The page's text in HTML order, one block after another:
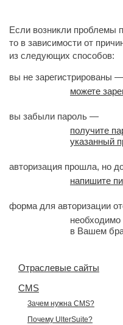
Если возникли проблемы
то в зависимости от
из следующих способов:
вы не зарегистрированы —
можете
вы забыли пароль —
получите
указанный
авторизация прошла, но
напишите
форма для авторизации
в Вашем
Отраслевые сайты
CMS
Зачем нужна CMS?
Почему UlterSuite?